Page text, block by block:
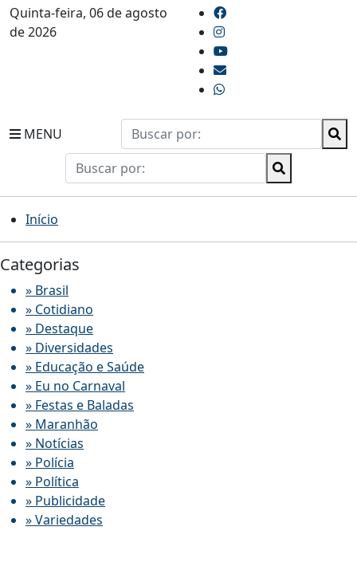
Quinta-feira, 06 de agosto
de 2026
MENU
Início
Categorias
» Brasil
» Cotidiano
» Destaque
» Diversidades
» Educação e Saúde
» Eu no Carnaval
» Festas e Baladas
» Maranhão
» Notícias
» Polícia
» Política
» Publicidade
» Variedades